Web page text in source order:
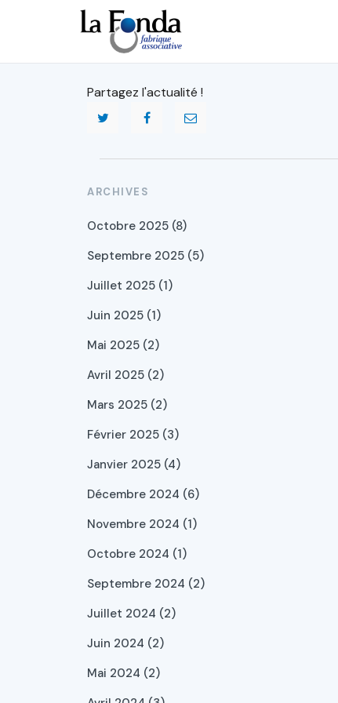
principal
Partagez l'actualité !
ARCHIVES
Octobre 2025 (8)
Septembre 2025 (5)
Juillet 2025 (1)
Juin 2025 (1)
Mai 2025 (2)
Avril 2025 (2)
Mars 2025 (2)
Février 2025 (3)
Janvier 2025 (4)
Décembre 2024 (6)
Novembre 2024 (1)
Octobre 2024 (1)
Septembre 2024 (2)
Juillet 2024 (2)
Juin 2024 (2)
Mai 2024 (2)